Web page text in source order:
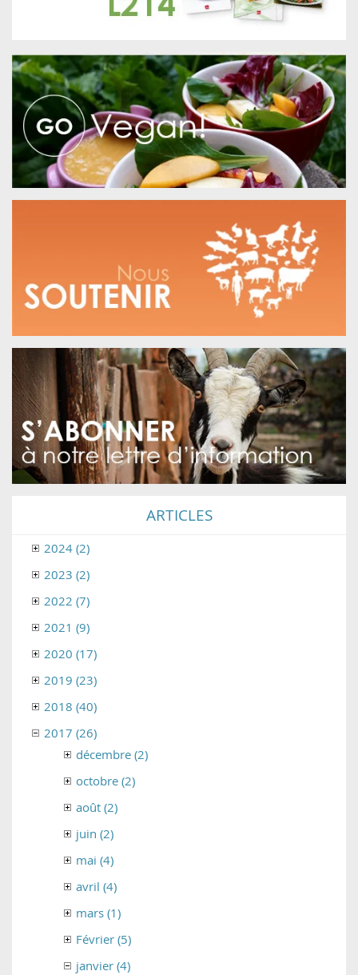
ARTICLES
2024 (2)
2023 (2)
2022 (7)
2021 (9)
2020 (17)
2019 (23)
2018 (40)
2017 (26)
décembre (2)
octobre (2)
août (2)
juin (2)
mai (4)
avril (4)
mars (1)
Février (5)
janvier (4)